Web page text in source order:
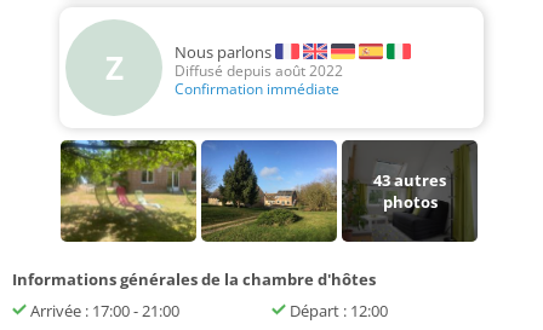
Z Nous parlons
Diffusé depuis août 2022
Confirmation immédiate
43autres
photos
Informations générales de la chambre d'hôtes
Arrivée : 17:00 - 21:00
Départ : 12:00